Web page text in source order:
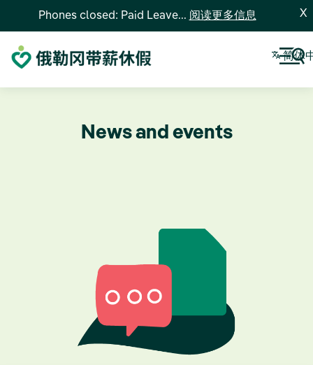
Phones closed: Paid Leave... 阅读更多信息 X
简体
News and events